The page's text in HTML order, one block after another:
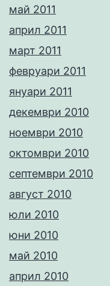
май 2011
април 2011
март 2011
февруари 2011
януари 2011
декември 2010
ноември 2010
октомври 2010
септември 2010
август 2010
юли 2010
юни 2010
май 2010
април 2010